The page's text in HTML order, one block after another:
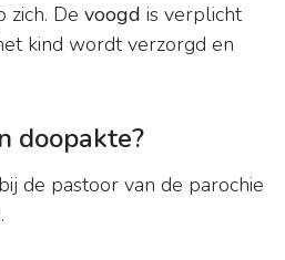
zich. De voogd is verplicht
kind wordt verzorgd en
doopakte?
de pastoor van de parochie